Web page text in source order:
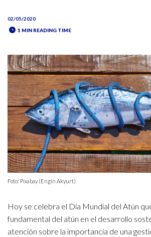
02/05/2020
1 MIN READING TIME
Foto: Pixabay (Engin Akyurt)
Hoy se celebra el Día Mundial del Atún
fundamental del atún en el desarrollo
atención sobre la importancia de una